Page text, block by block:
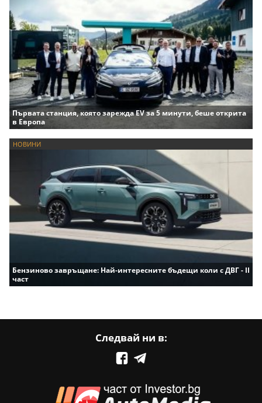
Първата станция, която зарежда EV за 5 минути, беше открита
в Европа
НОВИНИ
Бензиново завръщане: Най-интересните бъдещи коли с ДВГ - II
част
Следвай ни в: